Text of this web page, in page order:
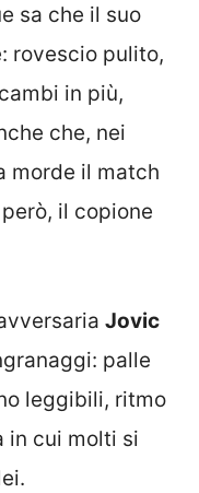
sa che il suo
rovescio pulito,
in più,
che, nei
morde il match
il copione
Jovic
palle
leggibili, ritmo
in cui molti si